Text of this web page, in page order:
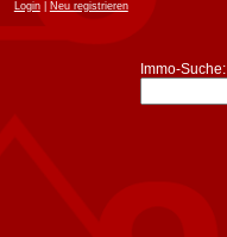
Login| Neu registrieren
Immo-Suche: